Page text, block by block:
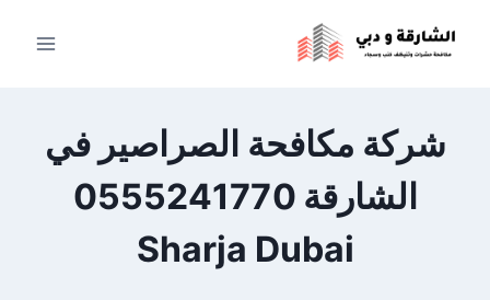
شركة مكافحة الصراصير في
الشارقة 0555241770
Sharja Dubai